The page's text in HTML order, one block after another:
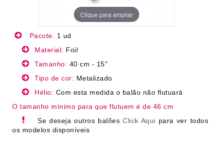
Clique para ampliar
Pacote: 1 ud
Material: Foil
Tamanho: 40 cm - 15"
Tipo de cor: Metalizado
Hélio: Com esta medida o balão não flutuará
O tamanho mínimo para que flutuem é de 46 cm
Se deseja outros balõesClick Aqui para ver todos
os modelos disponíveis